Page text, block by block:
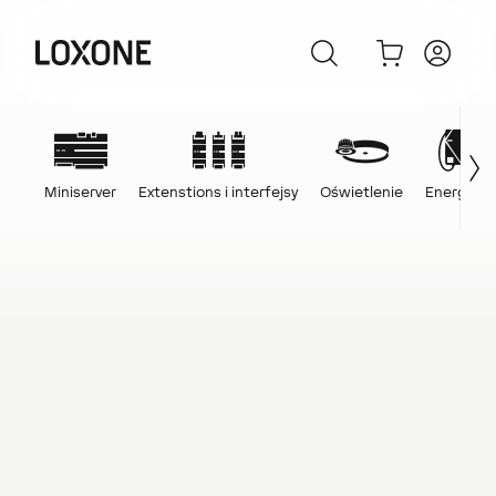
Miniserver Extenstions i interfejsy Oświetlenie Energia